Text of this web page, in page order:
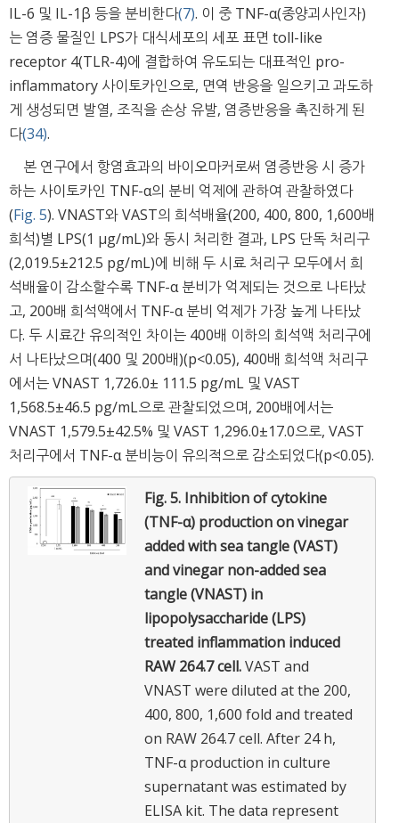
IL-6 및 IL-1β 등을 분비한다(7). 이 중 TNF-α(종양괴사인자)
는 염증 물질인 LPS가 대식세포의 세포 표면 toll-like
receptor 4(TLR-4)에 결합하여 유도되는 대표적인 pro-
inflammatory 사이토카인으로, 면역 반응을 일으키고 과도하
게 생성되면 발열, 조직을 손상 유발, 염증반응을 촉진하게 된
다(34).
본 연구에서 항염효과의 바이오마커로써 염증반응 시 증가
하는 사이토카인 TNF-α의 분비 억제에 관하여 관찰하였다
(Fig. 5). VNAST와 VAST의 희석배율(200, 400, 800, 1,600배
희석)별 LPS(1 μg/mL)와 동시 처리한 결과, LPS 단독 처리구
(2,019.5±212.5 pg/mL)에 비해 두 시료 처리구 모두에서 희
석배율이 감소할수록 TNF-α 분비가 억제되는 것으로 나타났
고, 200배 희석액에서 TNF-α 분비 억제가 가장 높게 나타났
다. 두 시료간 유의적인 차이는 400배 이하의 희석액 처리구에
서 나타났으며(400 및 200배)(p<0.05), 400배 희석액 처리구
에서는 VNAST 1,726.0± 111.5 pg/mL 및 VAST
1,568.5±46.5 pg/mL으로 관찰되었으며, 200배에서는
VNAST 1,579.5±42.5% 및 VAST 1,296.0±17.0으로, VAST
처리구에서 TNF-α 분비능이 유의적으로 감소되었다(p<0.05).
Fig. 5. Inhibition of cytokine
(TNF-α) production on vinegar
added with sea tangle (VAST)
and vinegar non-added sea
tangle (VNAST) in
lipopolysaccharide (LPS)
treated inflammation induced
RAW 264.7 cell.VAST and
VNAST were diluted at the 200,
400, 800, 1,600 fold and treated
on RAW 264.7 cell. After 24 h,
TNF-α production in culture
supernatant was estimated by
ELISA kit. The data represent